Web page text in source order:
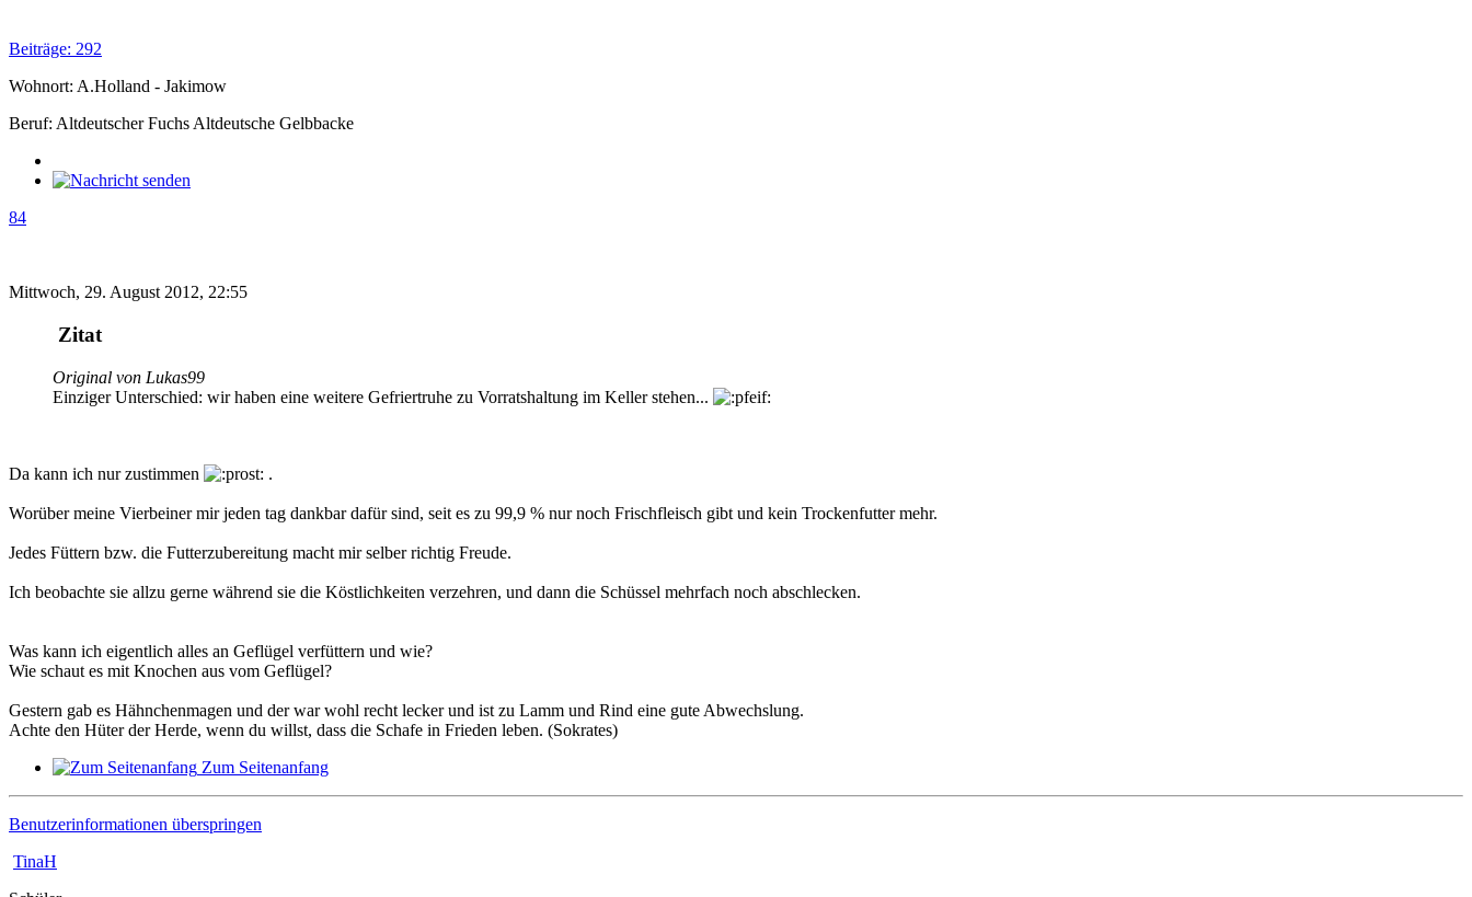
Beiträge: 292
Wohnort: A.Holland - Jakimow
Beruf: Altdeutscher Fuchs Altdeutsche Gelbbacke
84
Mittwoch, 29. August 2012, 22:55
Zitat
Original von Lukas99
Einziger Unterschied: wir haben eine weitere Gefriertruhe zu Vorratshaltung im Keller stehen...
Da kann ich nur zustimmen .
Worüber meine Vierbeiner mir jeden tag dankbar dafür sind, seit es zu 99,9 % nur noch Frischfleisch gibt und kein Trockenfutter mehr.
Jedes Füttern bzw. die Futterzubereitung macht mir selber richtig Freude.
Ich beobachte sie allzu gerne während sie die Köstlichkeiten verzehren, und dann die Schüssel mehrfach noch abschlecken.
Was kann ich eigentlich alles an Geflügel verfüttern und wie?
Wie schaut es mit Knochen aus vom Geflügel?
Gestern gab es Hähnchenmagen und der war wohl recht lecker und ist zu Lamm und Rind eine gute Abwechslung.
Achte den Hüter der Herde, wenn du willst, dass die Schafe in Frieden leben. (Sokrates)
Zum Seitenanfang
Benutzerinformationen überspringen
TinaH